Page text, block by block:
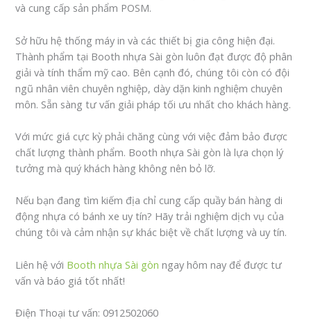
và cung cấp sản phẩm POSM.
Sở hữu hệ thống máy in và các thiết bị gia công hiện đại.
Thành phẩm tại Booth nhựa Sài gòn luôn đạt được độ phân
giải và tính thẩm mỹ cao. Bên cạnh đó, chúng tôi còn có đội
ngũ nhân viên chuyên nghiệp, dày dặn kinh nghiệm chuyên
môn. Sẵn sàng tư vấn giải pháp tối ưu nhất cho khách hàng.
Với mức giá cực kỳ phải chăng cùng với việc đảm bảo được
chất lượng thành phẩm. Booth nhựa Sài gòn là lựa chọn lý
tưởng mà quý khách hàng không nên bỏ lỡ.
Nếu bạn đang tìm kiếm địa chỉ cung cấp quầy bán hàng di
động nhựa có bánh xe uy tín? Hãy trải nghiệm dịch vụ của
chúng tôi và cảm nhận sự khác biệt về chất lượng và uy tín.
Liên hệ với Booth nhựa Sài gòn ngay hôm nay để được tư
vấn và báo giá tốt nhất!
Điện Thoại tư vấn: 0912502060